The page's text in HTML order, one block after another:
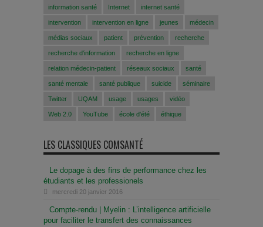
information santé Internet internet santé
intervention intervention en ligne jeunes médecin
médias sociaux patient prévention recherche
recherche d'information recherche en ligne
relation médecin-patient réseaux sociaux santé
santé mentale santé publique suicide séminaire
Twitter UQAM usage usages vidéo
Web 2.0 YouTube école d'été éthique
LES CLASSIQUES COMSANTÉ
Le dopage à des fins de performance chez les
étudiants et les professionels
mercredi 20 janvier 2016
Compte-rendu | Myelin : L’intelligence artificielle
pour faciliter le transfert des connaissances